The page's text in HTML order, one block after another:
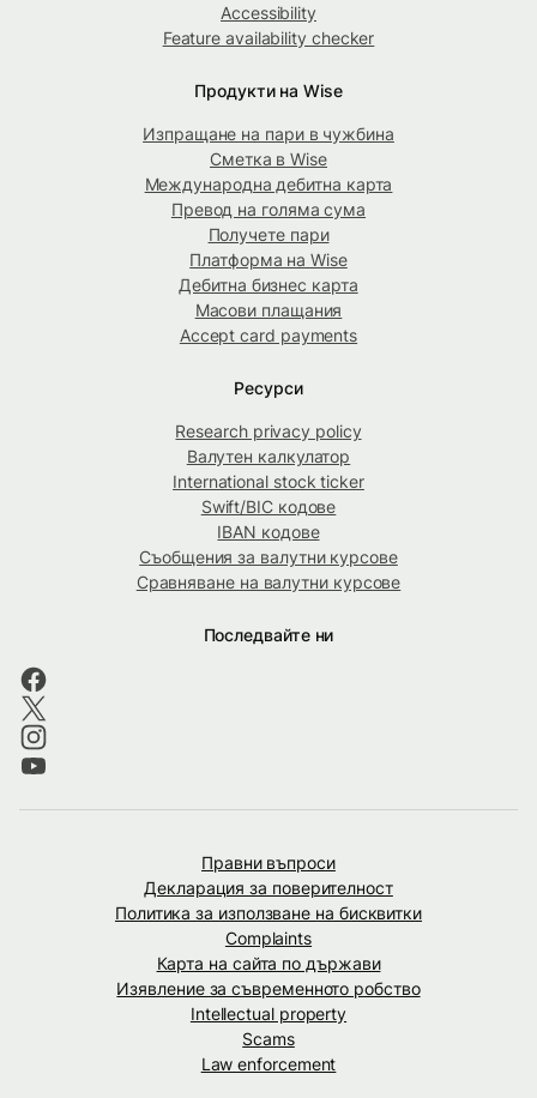
Accessibility
Feature availability checker
Продукти на Wise
Изпращане на пари в чужбина
Сметка в Wise
Международна дебитна карта
Превод на голяма сума
Получете пари
Платформа на Wise
Дебитна бизнес карта
Масови плащания
Accept card payments
Ресурси
Research privacy policy
Валутен калкулатор
International stock ticker
Swift/BIC кодове
IBAN кодове
Съобщения за валутни курсове
Сравняване на валутни курсове
Последвайте ни
Правни въпроси
Декларация за поверителност
Политика за използване на бисквитки
Complaints
Карта на сайта по държави
Изявление за съвременното робство
Intellectual property
Scams
Law enforcement